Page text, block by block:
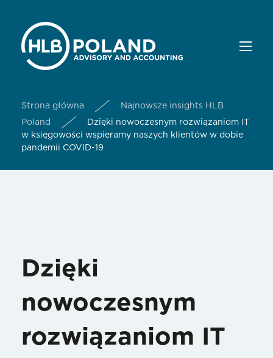
Strona główna
Najnowsze insights HLB
Poland
Dzięki nowoczesnym rozwiązaniom IT
w księgowości wspieramy naszych klientów w dobie
pandemii COVID-19
Dzięki
nowoczesnym
rozwiązaniom IT